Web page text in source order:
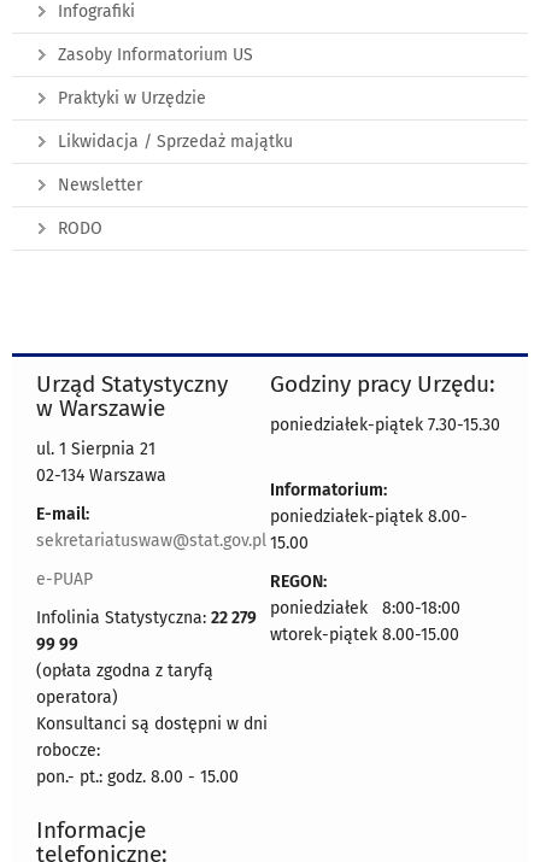
Infografiki
Zasoby Informatorium US
Praktyki w Urzędzie
Likwidacja / Sprzedaż majątku
Newsletter
RODO
Urząd Statystyczny
w Warszawie
ul. 1 Sierpnia 21
02-134 Warszawa
E-mail:
sekretariatuswaw@stat.gov.pl
e-PUAP
Infolinia Statystyczna: 22 279
99 99
(opłata zgodna z taryfą
operatora)
Konsultanci są dostępni w dni
robocze:
pon.- pt.: godz. 8.00 - 15.00
Godziny pracy Urzędu:
poniedziałek-piątek 7.30-15.30
Informatorium:
poniedziałek-piątek 8.00-
15.00
REGON:
poniedziałek 8:00-18:00
wtorek-piątek 8.00-15.00
Informacje
telefoniczne: